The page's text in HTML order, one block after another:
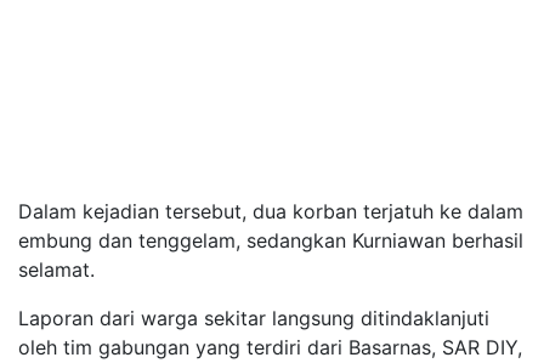
Dalam kejadian tersebut, dua korban terjatuh ke dalam
embung dan tenggelam, sedangkan Kurniawan berhasil
selamat.
Laporan dari warga sekitar langsung ditindaklanjuti
oleh tim gabungan yang terdiri dari Basarnas, SAR DIY,